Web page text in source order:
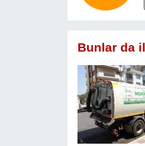
Bunlar da